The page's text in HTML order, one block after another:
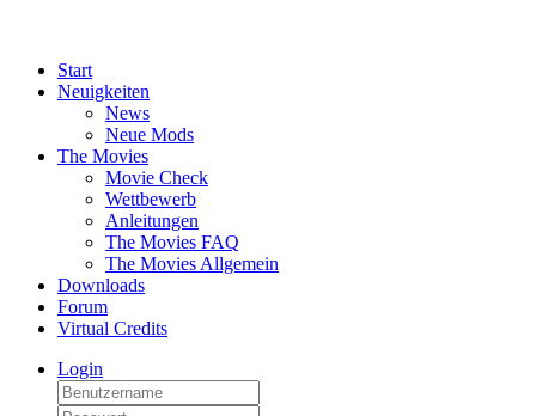
Start
Neuigkeiten
News
Neue Mods
The Movies
Movie Check
Wettbewerb
Anleitungen
The Movies FAQ
The Movies Allgemein
Downloads
Forum
Virtual Credits
Login